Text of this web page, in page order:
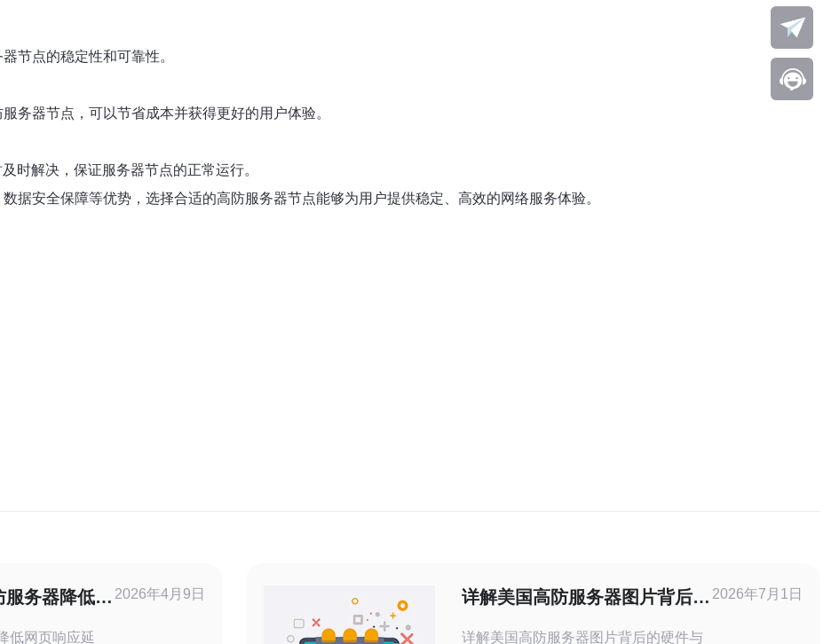
节点的稳定性和可靠性。
务器节点，可以节省成本并获得更好的用户体验。
时解决，保证服务器节点的正常运行。
据安全保障等优势，选择合适的高防服务器节点能够为用户提供稳定、高效的网络服务体验。
务器降低网 2026年4月9日
详解美国高防服务器图片背后的
详解美国高防服务器图片背后的硬件与
2026年7月1日